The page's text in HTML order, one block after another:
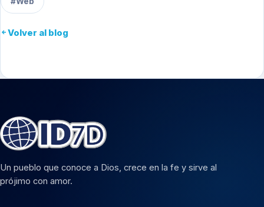
Volver al blog
Un pueblo que conoce a Dios, crece en la fe y sirve al
prójimo con amor.